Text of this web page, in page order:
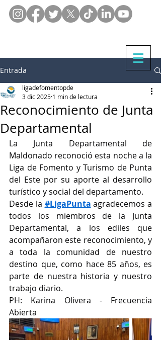
Entrada
Reconocimiento de Junta
Departamental
ligadefomentopde
3 dic 2025 1 min de lectura
La Junta Departamental de
Maldonado reconoció esta noche a la
Liga de Fomento y Turismo de Punta
del Este por su aporte al desarrollo
turístico y social del departamento.
Desde la #LigaPunta agradecemos a
todos los miembros de la Junta
Departamental, a los ediles que
acompañaron este reconocimiento, y
a toda la comunidad de nuestro
destino que, como hace 85 años, es
parte de nuestra historia y nuestro
trabajo diario.
PH: Karina Olivera - Frecuencia
Abierta